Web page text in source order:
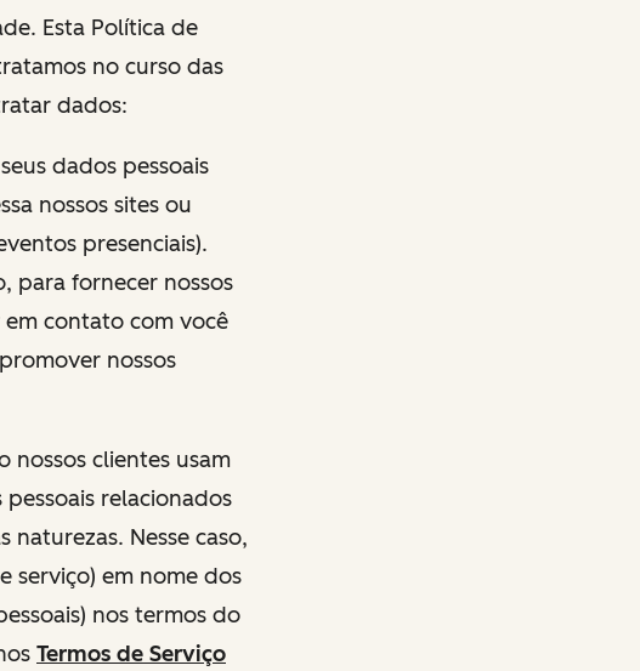
Esta Política de
no curso das
dados:
dados pessoais
nossos sites ou
presenciais).
para fornecer nossos
contato com você
nossos
nossos clientes usam
relacionados
Nesse caso,
serviço) em nome dos
nos termos do
Termos de Serviço